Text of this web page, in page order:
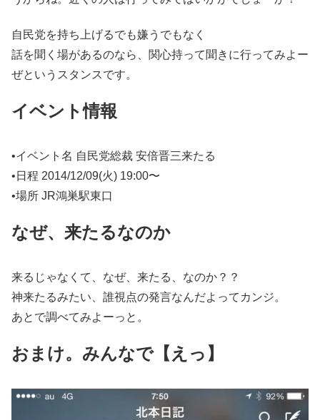
自民党を持ち上げるでも嫌うでもなく
話を聞く場があるのなら、関心持って聞きに行ってみよー
ぜというスタンスです。
イベント情報
•イベント名 自民党総裁 安倍晋三来たる
•日程 2014/12/09(火) 19:00〜
•場所 JR鴻巣駅東口
なぜ、来たるなのか
来るじゃなくて、なぜ、来たる、なのか？？
神来たるみたい、誰視点の発言なんだよってカンジ。
あとで調べてみよーっと。
おまけ。みんなで【えっ】